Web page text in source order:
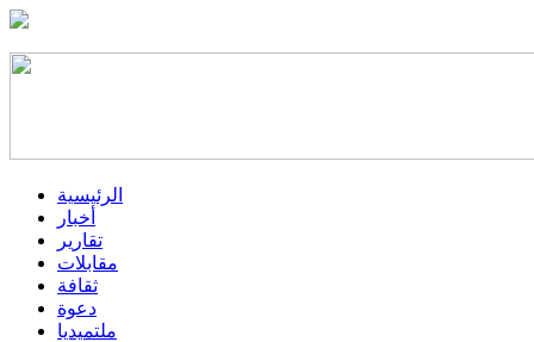
الرئيسية
أخبار
تقارير
مقابلات
ثقافة
دعوة
ملتميديا